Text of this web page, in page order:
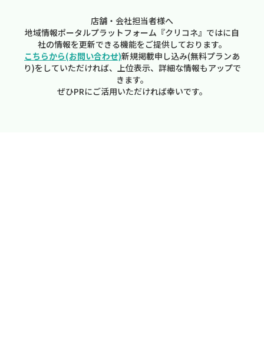
店舗・会社担当者様へ
地域情報ポータルプラットフォーム『クリコネ』ではに自
社の情報を更新できる機能をご提供しております。
こちらから(お問い合わせ)新規掲載申し込み(無料プランあ
り)をしていただければ、上位表示、詳細な情報もアップで
きます。
ぜひPRにご活用いただければ幸いです。